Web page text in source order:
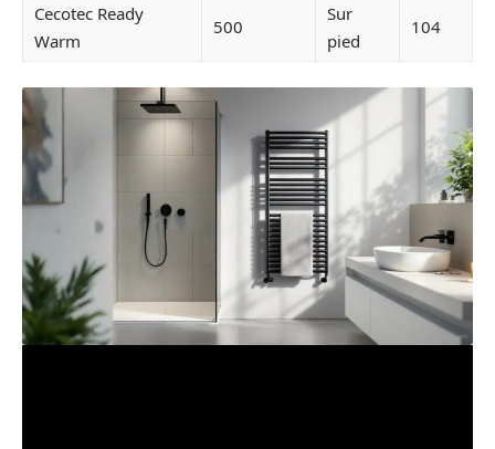
Cecotec Ready
Warm
500
Sur
pied
104